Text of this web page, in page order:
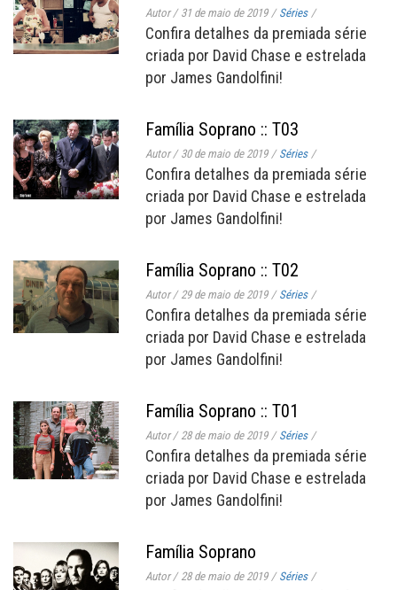
Autor/ 31 de maio de 2019 / Séries /
Confira detalhes da premiada série
criada por David Chase e estrelada
por James Gandolfini!
Família Soprano :: T03
Autor/ 30 de maio de 2019 / Séries /
Confira detalhes da premiada série
criada por David Chase e estrelada
por James Gandolfini!
Família Soprano :: T02
Autor/ 29 de maio de 2019 / Séries /
Confira detalhes da premiada série
criada por David Chase e estrelada
por James Gandolfini!
Família Soprano :: T01
Autor/ 28 de maio de 2019 / Séries /
Confira detalhes da premiada série
criada por David Chase e estrelada
por James Gandolfini!
Família Soprano
Autor/ 28 de maio de 2019 / Séries /